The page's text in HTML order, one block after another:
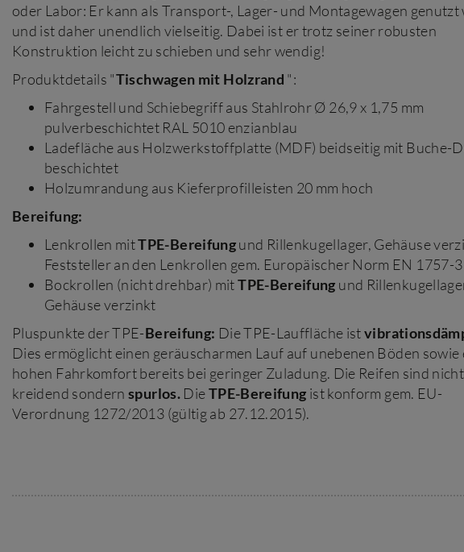
oder Labor: Er kann als Transport-, Lager- und Montagewagen genutzt
und ist daher unendlich vielseitig. Dabei ist er trotz seiner robusten
Konstruktion leicht zu schieben und sehr wendig!
Produktdetails "Tischwagen mit Holzrand ":
Fahrgestell und Schiebegriff aus Stahlrohr Ø 26,9 x 1,75 mm
pulverbeschichtet RAL 5010 enzianblau
Ladefläche aus Holzwerkstoffplatte (MDF) beidseitig mit Buche-
beschichtet
Holzumrandung aus Kieferprofilleisten 20 mm hoch
Bereifung:
Lenkrollen mitTPE-Bereifungund Rillenkugellager, Gehäuse
Feststeller an den Lenkrollen gem. Europäischer Norm EN 1757-3
Bockrollen (nicht drehbar) mitTPE-Bereifung und
Gehäuse verzinkt
Pluspunkte der TPE-Bereifung: Die TPE-Lauffläche ist
Dies ermöglicht einen geräuscharmen Lauf auf unebenen Böden sowie
hohen Fahrkomfort bereits bei geringer Zuladung. Die Reifen sind nicht
kreidend sondernspurlos. DieTPE-Bereifung ist konform gem. EU-
Verordnung 1272/2013 (gültig ab 27.12.2015).